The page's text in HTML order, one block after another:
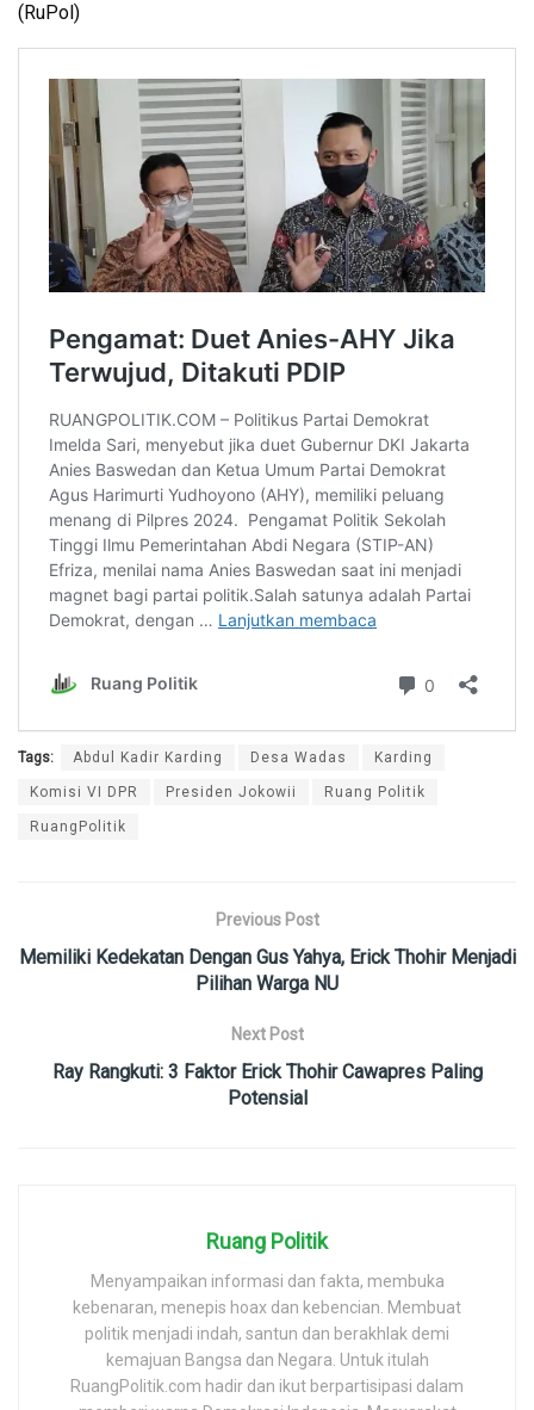
(RuPol)
Tags: Abdul Kadir Karding Desa Wadas Karding
Komisi VI DPR Presiden Jokowii Ruang Politik
RuangPolitik
Previous Post
Memiliki Kedekatan Dengan Gus Yahya, Erick Thohir Menjadi
Pilihan Warga NU
Next Post
Ray Rangkuti: 3 Faktor Erick Thohir Cawapres Paling
Potensial
Ruang Politik
Menyampaikan informasi dan fakta, membuka
kebenaran, menepis hoax dan kebencian. Membuat
politik menjadi indah, santun dan berakhlak demi
kemajuan Bangsa dan Negara. Untuk itulah
RuangPolitik.com hadir dan ikut berpartisipasi dalam